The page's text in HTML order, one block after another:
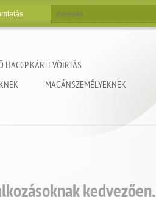
HACCP KÁRTEVŐIRTÁS
MAGÁNSZEMÉLYEKNEK
kedvezően,